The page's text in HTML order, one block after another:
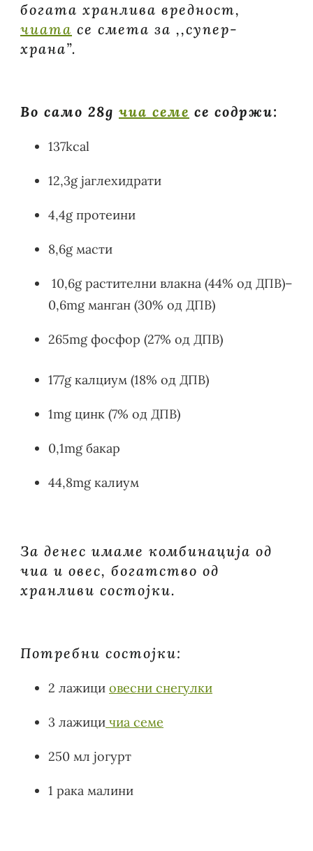
богата хранлива вредност,
чиата се смета за ,,супер-
храна”.
Во само 28g чиа семе се содржи:
137kcal
12,3g јаглехидрати
4,4g протеини
8,6g масти
10,6g растителни влакна (44% од ДПВ)–
0,6mg манган (30% од ДПВ)
265mg фосфор (27% од ДПВ)
177g калциум (18% од ДПВ)
1mg цинк (7% од ДПВ)
0,1mg бакар
44,8mg калиум
За денес имаме комбинација од
чиа и овес, богатство од
хранливи состојки.
Потребни состојки:
2 лажици овесни снегулки
3 лажици чиа семе
250 мл јогурт
1 рака малини